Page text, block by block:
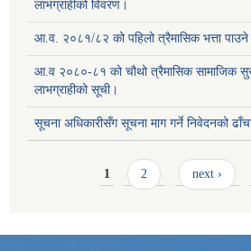
लाभग्राहीको विवरण।
आ.व. २०८१/८२ को पहिलो त्रैमासिक भत्ता पाउने
आ.व २०८०-८१ को चौथो त्रैमासिक सामाजिक
लाभग्राहीको सूची।
सूचना अधिकारीसँग सूचना माग गर्ने निवेदनको
1 2 next ›